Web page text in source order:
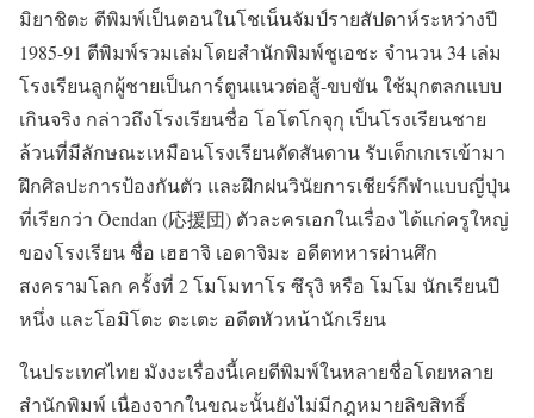
มิยาชิตะ ตีพิมพ์เป็นตอนในโชเน็นจัมป์รายสัปดาห์ระหว่างปี
1985-91 ตีพิมพ์รวมเล่มโดยสำนักพิมพ์ชูเอชะ จำนวน 34 เล่ม
โรงเรียนลูกผู้ชายเป็นการ์ตูนแนวต่อสู้-ขบขัน ใช้มุกตลกแบบ
เกินจริง กล่าวถึงโรงเรียนชื่อ โอโตโกจุกุ เป็นโรงเรียนชาย
ล้วนที่มีลักษณะเหมือนโรงเรียนดัดสันดาน รับเด็กเกเรเข้ามา
ฝึกศิลปะการป้องกันตัว และฝึกฝนวินัยการเชียร์กีฬาแบบญี่ปุ่น
ที่เรียกว่า Ōendan (応援団) ตัวละครเอกในเรื่อง ได้แก่ครูใหญ่
ของโรงเรียน ชื่อ เฮฮาจิ เอดาจิมะ อดีตทหารผ่านศึก
สงครามโลก ครั้งที่ 2 โมโมทาโร ซึรุงิ หรือ โมโม นักเรียนปี
หนึ่ง และโอมิโตะ ดะเตะ อดีตหัวหน้านักเรียน
ในประเทศไทย มังงะเรื่องนี้เคยตีพิมพ์ในหลายชื่อโดยหลาย
สำนักพิมพ์ เนื่องจากในขณะนั้นยังไม่มีกฎหมายลิขสิทธิ์